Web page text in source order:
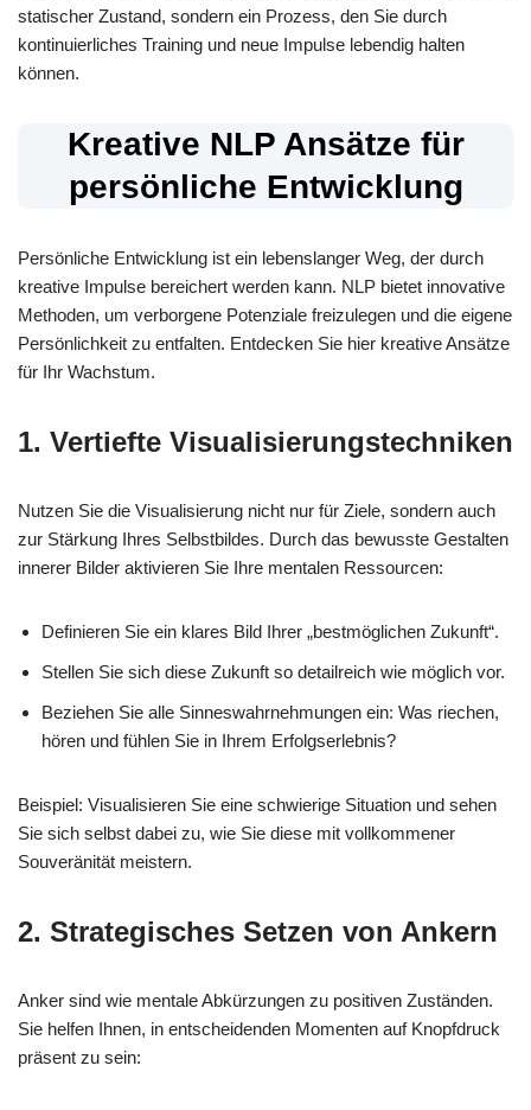
statischer Zustand, sondern ein Prozess, den Sie durch
kontinuierliches Training und neue Impulse lebendig halten
können.
Kreative NLP Ansätze für
persönliche Entwicklung
Persönliche Entwicklung ist ein lebenslanger Weg, der durch
kreative Impulse bereichert werden kann. NLP bietet innovative
Methoden, um verborgene Potenziale freizulegen und die eigene
Persönlichkeit zu entfalten. Entdecken Sie hier kreative Ansätze
für Ihr Wachstum.
1. Vertiefte Visualisierungstechniken
Nutzen Sie die Visualisierung nicht nur für Ziele, sondern auch
zur Stärkung Ihres Selbstbildes. Durch das bewusste Gestalten
innerer Bilder aktivieren Sie Ihre mentalen Ressourcen:
Definieren Sie ein klares Bild Ihrer „bestmöglichen Zukunft“.
Stellen Sie sich diese Zukunft so detailreich wie möglich vor.
Beziehen Sie alle Sinneswahrnehmungen ein: Was riechen,
hören und fühlen Sie in Ihrem Erfolgserlebnis?
Beispiel: Visualisieren Sie eine schwierige Situation und sehen
Sie sich selbst dabei zu, wie Sie diese mit vollkommener
Souveränität meistern.
2. Strategisches Setzen von Ankern
Anker sind wie mentale Abkürzungen zu positiven Zuständen.
Sie helfen Ihnen, in entscheidenden Momenten auf Knopfdruck
präsent zu sein: